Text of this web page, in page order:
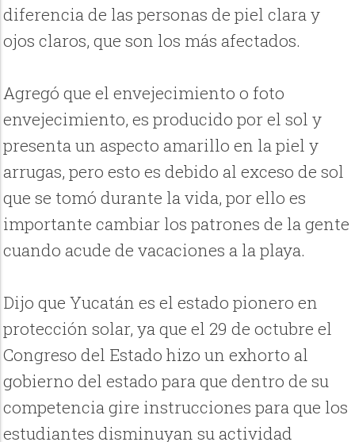
diferencia de las personas de piel clara y
ojos claros, que son los más afectados.
Agregó que el envejecimiento o foto
envejecimiento, es producido por el sol y
presenta un aspecto amarillo en la piel y
arrugas, pero esto es debido al exceso de sol
que se tomó durante la vida, por ello es
importante cambiar los patrones de la gente
cuando acude de vacaciones a la playa.
Dijo que Yucatán es el estado pionero en
protección solar, ya que el 29 de octubre el
Congreso del Estado hizo un exhorto al
gobierno del estado para que dentro de su
competencia gire instrucciones para que los
estudiantes disminuyan su actividad